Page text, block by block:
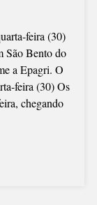
feira (30)
São Bento do
a Epagri. O
feira (30) Os
chegando